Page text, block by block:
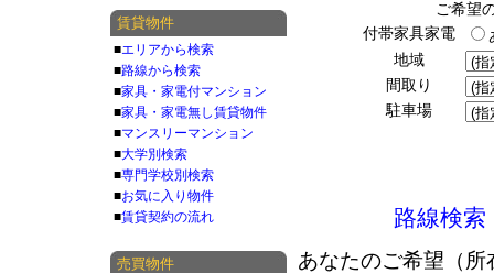
ご希望
付帯家具家電
地域
間取り
駐車場
路線検索
あなたのご希望（
賃貸物件
■エリアから検索
■路線から検索
■家具・家電付マンション
■家具・家電無し賃貸物件
■マンスリーマンション
■大学別検索
■専門学校別検索
■お気に入り物件
■賃貸契約の流れ
売買物件